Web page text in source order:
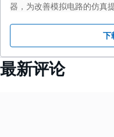
器，为改善模拟电路的仿真
下
最新评论